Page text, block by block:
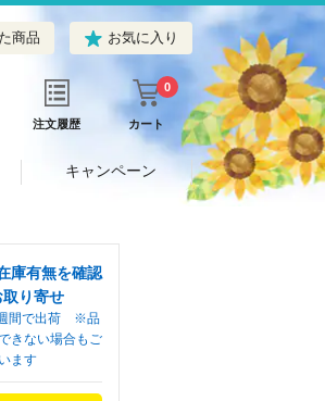
商品 お気に入り
注文履歴 カート
0
キャンペーン
庫有無を確認
取り寄せ
間で出荷 ※品
きない場合もご
ます